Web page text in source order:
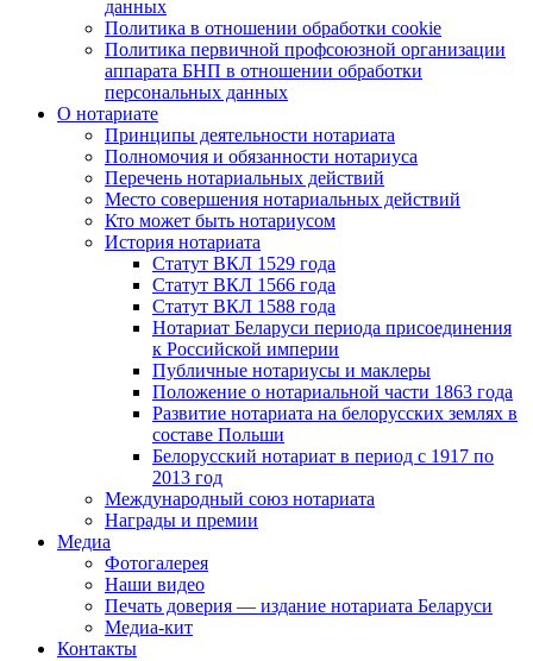
данных
Политика в отношении обработки cookie
Политика первичной профсоюзной организации
аппарата БНП в отношении обработки
персональных данных
О нотариате
Принципы деятельности нотариата
Полномочия и обязанности нотариуса
Перечень нотариальных действий
Место совершения нотариальных действий
Кто может быть нотариусом
История нотариата
Статут ВКЛ 1529 года
Статут ВКЛ 1566 года
Статут ВКЛ 1588 года
Нотариат Беларуси периода присоединения
к Российской империи
Публичные нотариусы и маклеры
Положение о нотариальной части 1863 года
Развитие нотариата на белорусских землях в
составе Польши
Белорусский нотариат в период с 1917 по
2013 год
Международный союз нотариата
Награды и премии
Медиа
Фотогалерея
Наши видео
Печать доверия — издание нотариата Беларуси
Медиа-кит
Контакты